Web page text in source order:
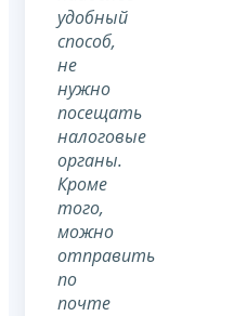
удобный
способ,
не
нужно
посещать
налоговые
органы.
Кроме
того,
можно
отправить
по
почте